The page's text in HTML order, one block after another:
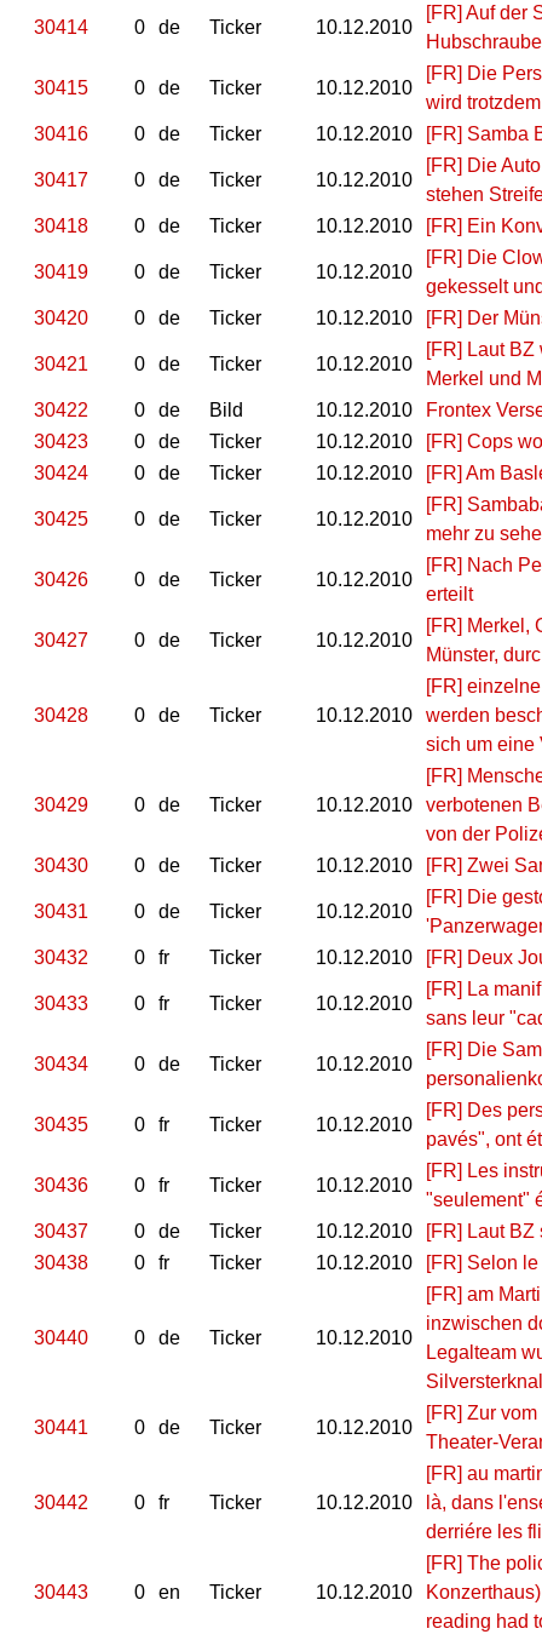
30414 0 de Ticker 10.12.2010
[FR] Auf der
30415 0 de Ticker 10.12.2010
[FR] Die
wird
30416
0 de Ticker 10.12.2010 [FR] Samba
30417 0 de Ticker 10.12.2010
[FR] Die
stehen
30418
0 de Ticker 10.12.2010 [FR] Ein
30419 0 de Ticker 10.12.2010
[FR] Die
gekesselt
30420
0 de Ticker 10.12.2010 [FR] Der
30421 0 de Ticker 10.12.2010
[FR] Laut BZ
Merkel und
30422
0 de Bild 10.12.2010
Frontex
30423
0 de Ticker 10.12.2010
[FR] Cops
30424
0 de Ticker 10.12.2010 [FR] Am
30425 0 de Ticker 10.12.2010
[FR]
mehr zu
30426 0 de Ticker 10.12.2010
[FR] Nach
erteilt
30427 0 de Ticker 10.12.2010
[FR] Merkel,
Münster,
30428 0 de Ticker 10.12.2010
[FR]
werden
sich um eine
30429 0 de Ticker 10.12.2010
[FR]
verbotenen
von der
30430
0 de Ticker 10.12.2010 [FR] Zwei
30431 0 de Ticker 10.12.2010
[FR] Die
30432
0 fr Ticker 10.12.2010 [FR] Deux
30433 0 fr Ticker 10.12.2010
[FR] La
sans leur
30434 0 de Ticker 10.12.2010
[FR] Die
30435 0 fr Ticker 10.12.2010
[FR] Des
pavés", ont
30436 0 fr Ticker 10.12.2010
[FR] Les
"seulement"
30437
0 de Ticker 10.12.2010
[FR] Laut
30438
0 fr Ticker 10.12.2010 [FR] Selon
30440 0 de Ticker 10.12.2010
[FR] am
inzwischen
Legalteam
30441 0 de Ticker 10.12.2010
[FR] Zur
Theater-
30442 0 fr Ticker 10.12.2010
[FR] au
là, dans
derriére les
30443 0 en Ticker 10.12.2010
[FR] The
reading had